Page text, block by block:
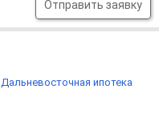
Отправить заявку
Дальневосточная ипотека